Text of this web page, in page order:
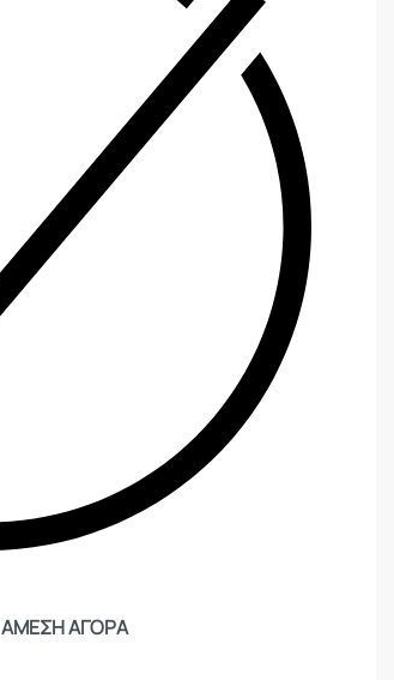
ΑΜΕΣΗ ΑΓΟΡΑ